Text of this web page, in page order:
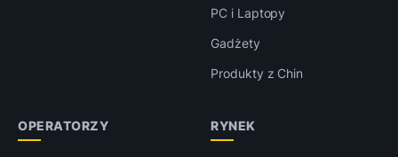
PC i Laptopy
Gadżety
Produkty z Chin
OPERATORZY RYNEK